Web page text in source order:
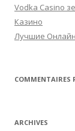
Vodka Casino
Казино
Лучшие Онлайн
COMMENTAIRES
ARCHIVES